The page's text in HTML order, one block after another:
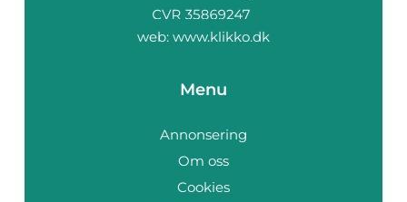
web: www.klikko.dk
Menu
Annonsering
Om oss
Cookies